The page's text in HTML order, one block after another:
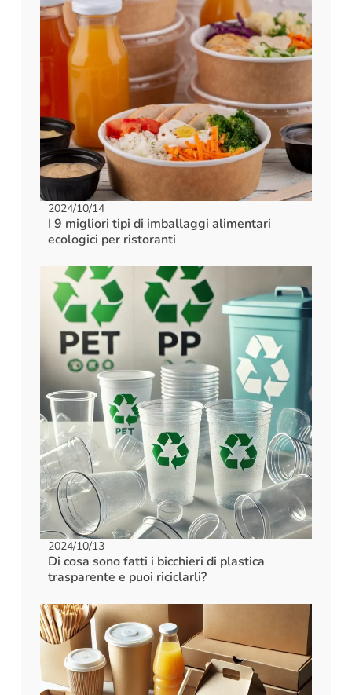
2024/10/14
I 9 migliori tipi di imballaggi alimentari
ecologici per ristoranti
2024/10/13
Di cosa sono fatti i bicchieri di plastica
trasparente e puoi riciclarli?